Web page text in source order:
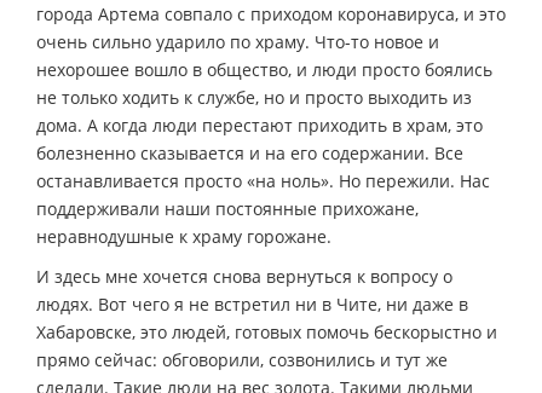
города Артема совпало с приходом коронавируса, и это
очень сильно ударило по храму. Что-то новое и
нехорошее вошло в общество, и люди просто боялись
не только ходить к службе, но и просто выходить из
дома. А когда люди перестают приходить в храм, это
болезненно сказывается и на его содержании. Все
останавливается просто «на ноль». Но пережили. Нас
поддерживали наши постоянные прихожане,
неравнодушные к храму горожане.
И здесь мне хочется снова вернуться к вопросу о
людях. Вот чего я не встретил ни в Чите, ни даже в
Хабаровске, это людей, готовых помочь бескорыстно и
прямо сейчас: обговорили, созвонились и тут же
сделали. Такие люди на вес золота. Такими людьми